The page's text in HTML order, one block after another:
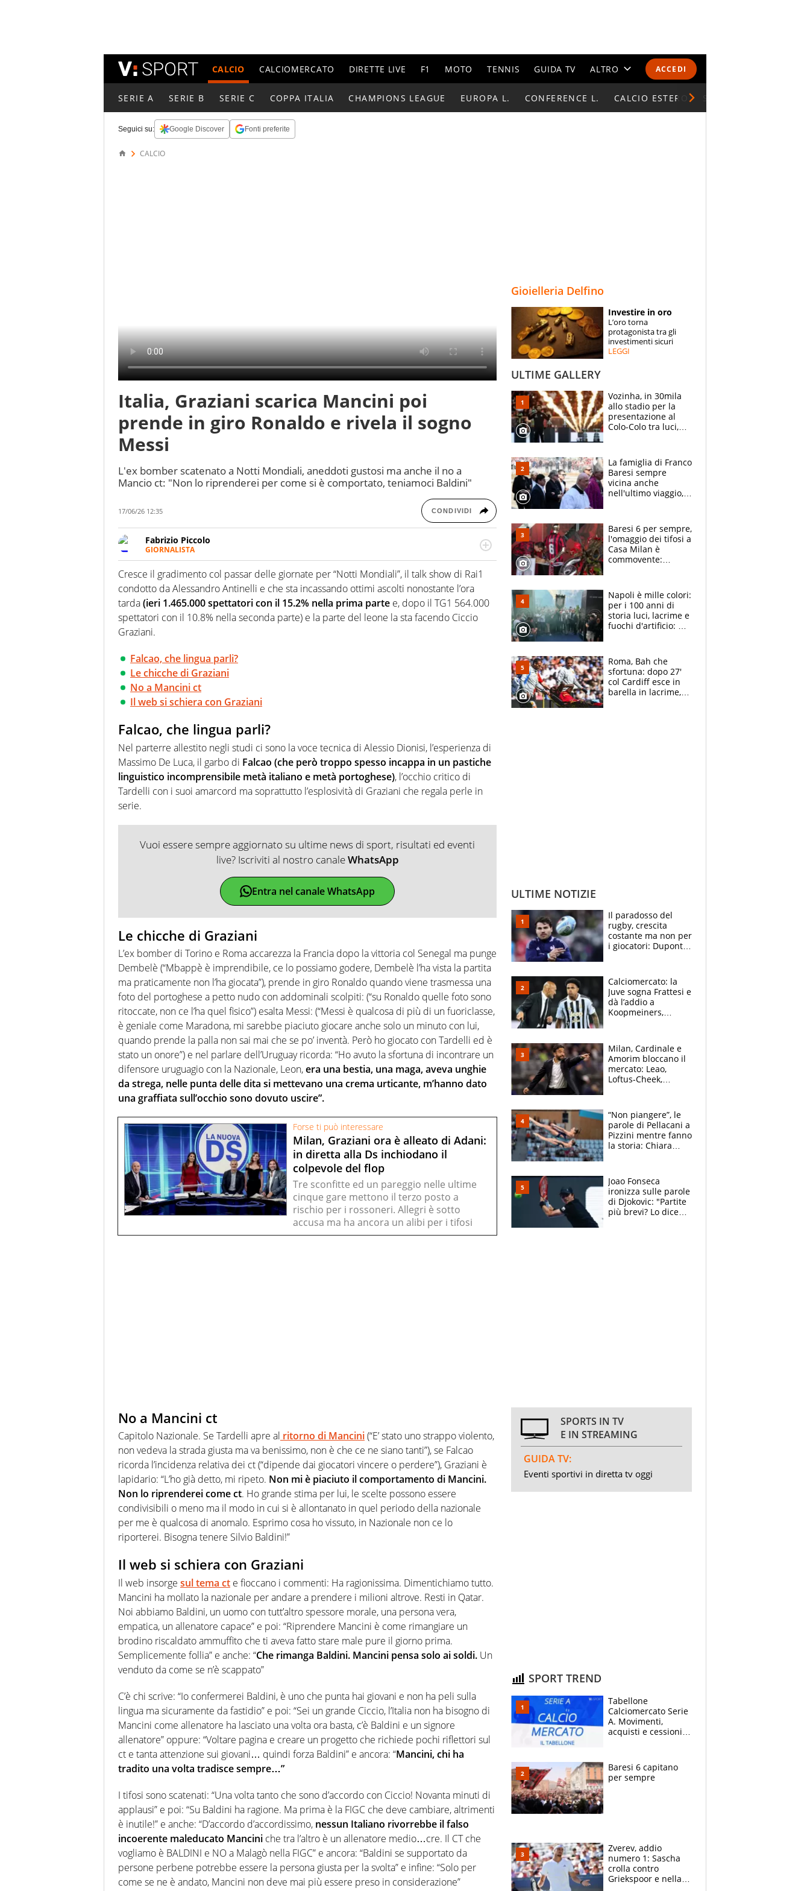
ACCEDI
CALCIO CALCIOMERCATO DIRETTE LIVE F1 MOTO TENNIS GUIDA TV ALTRO
CALENDARI E CLASSIFICHE
ESPERTI
CONTATTI
SERIE A SERIE B SERIE C COPPA ITALIA CHAMPIONS LEAGUE EUROPA L. CONFERENCE L. CALCIO ESTERO
Seguici su: Google Discover Fonti preferite
CALCIO
Italia, Graziani scarica Mancini poi
prende in giro Ronaldo e rivela il sogno
Messi
L'ex bomber scatenato a Notti Mondiali, aneddoti gustosi ma anche il no a
Mancio ct: "Non lo riprenderei per come si è comportato, teniamoci Baldini"
17/06/26 12:35 CONDIVIDI
Fabrizio Piccolo
GIORNALISTA
Nella sua carriera ha seguito numerose manifestazioni sportive e collaborato con
agenzie e testate. Esperienza, competenza, conoscenza e memoria storica. Si occupa
prevalentemente di calcio
Cresce il gradimento col passar delle giornate per “Notti Mondiali”, il talk show di Rai1
condotto da Alessandro Antinelli e che sta incassando ottimi ascolti nonostante l’ora
tarda(ieri 1.465.000 spettatori con il 15.2% nella prima parte e, dopo il TG1 564.000
spettatori con il 10.8% nella seconda parte) e la parte del leone la sta facendo Ciccio
Graziani.
Falcao, che lingua parli?
Le chicche di Graziani
No a Mancini ct
Il web si schiera con Graziani
Falcao, che lingua parli?
Nel parterre allestito negli studi ci sono la voce tecnica di Alessio Dionisi, l’esperienza di
Massimo De Luca, il garbo di Falcao (che però troppo spesso incappa in un pastiche
linguistico incomprensibile metà italiano e metà portoghese), l’occhio critico di
Tardelli con i suoi amarcord ma soprattutto l’esplosività di Graziani che regala perle in
serie.
Vuoi essere sempre aggiornato su ultime news di sport, risultati ed eventi
live? Iscriviti al nostro canaleWhatsApp
Entra nel canale WhatsApp
Le chicche di Graziani
L’ex bomber di Torino e Roma accarezza la Francia dopo la vittoria col Senegal ma punge
Dembelè (“Mbappè è imprendibile, ce lo possiamo godere, Dembelè l’ha vista la partita
ma praticamente non l’ha giocata”), prende in giro Ronaldo quando viene trasmessa una
foto del portoghese a petto nudo con addominali scolpiti: (“su Ronaldo quelle foto sono
ritoccate, non ce l’ha quel fisico”) esalta Messi: (“Messi è qualcosa di più di un fuoriclasse,
è geniale come Maradona, mi sarebbe piaciuto giocare anche solo un minuto con lui,
quando prende la palla non sai mai che se po’ inventà. Però ho giocato con Tardelli ed è
stato un onore”) e nel parlare dell’Uruguay ricorda: “Ho avuto la sfortuna di incontrare un
difensore uruguagio con la Nazionale, Leon,era una bestia, una maga, aveva unghie
da strega, nelle punta delle dita si mettevano una crema urticante, m’hanno dato
una graffiata sull’occhio sono dovuto uscire”.
Forse ti può interessare
Milan, Graziani ora è alleato di Adani:
in diretta alla Ds inchiodano il
colpevole del flop
Tre sconfitte ed un pareggio nelle ultime
cinque gare mettono il terzo posto a
rischio per i rossoneri. Allegri è sotto
accusa ma ha ancora un alibi per i tifosi
No a Mancini ct
Capitolo Nazionale. Se Tardelli apre al ritorno di Mancini(“E’ stato uno strappo violento,
non vedeva la strada giusta ma va benissimo, non è che ce ne siano tanti”), se Falcao
ricorda l’incidenza relativa dei ct (“dipende dai giocatori vincere o perdere”), Graziani è
lapidario: “L’ho già detto, mi ripeto. Non mi è piaciuto il comportamento di Mancini.
Non lo riprenderei come ct. Ho grande stima per lui, le scelte possono essere
condivisibili o meno ma il modo in cui si è allontanato in quel periodo della nazionale
per me è qualcosa di anomalo. Esprimo cosa ho vissuto, in Nazionale non ce lo
riporterei. Bisogna tenere Silvio Baldini!”
Il web si schiera con Graziani
Il web insorge sul tema ct e fioccano i commenti: Ha ragionissima. Dimentichiamo tutto.
Mancini ha mollato la nazionale per andare a prendere i milioni altrove. Resti in Qatar.
Noi abbiamo Baldini, un uomo con tutt’altro spessore morale, una persona vera,
empatica, un allenatore capace” e poi: “Riprendere Mancini è come rimangiare un
brodino riscaldato ammuffito che ti aveva fatto stare male pure il giorno prima.
Semplicemente follia” e anche: “Che rimanga Baldini. Mancini pensa solo ai soldi. Un
venduto da come se n’è scappato”
C’è chi scrive: “Io confermerei Baldini, è uno che punta hai giovani e non ha peli sulla
lingua ma sicuramente da fastidio” e poi: “Sei un grande Ciccio, l’Italia non ha bisogno di
Mancini come allenatore ha lasciato una volta ora basta, c’è Baldini e un signore
allenatore” oppure: “Voltare pagina e creare un progetto che richiede pochi riflettori sul
ct e tanta attenzione sui giovani… quindi forza Baldini” e ancora: “Mancini, chi ha
tradito una volta tradisce sempre…”
I tifosi sono scatenati: “Una volta tanto che sono d’accordo con Ciccio! Novanta minuti di
applausi” e poi: “Su Baldini ha ragione. Ma prima è la FIGC che deve cambiare, altrimenti
è inutile!” e anche: “D’accordo d’accordissimo, nessun Italiano rivorrebbe il falso
incoerente maleducato Mancini che tra l’altro è un allenatore medio…cre. Il CT che
vogliamo è BALDINI e NO a Malagò nella FIGC” e ancora: “Baldini se supportato da
persone perbene potrebbe essere la persona giusta per la svolta” e infine: “Solo per
come se ne è andato, Mancini non deve mai più essere preso in considerazione”
Gioielleria Delfino
Investire in oro
L’oro torna
protagonista tra gli
investimenti sicuri
LEGGI
ULTIME GALLERY
Vozinha, in 30mila
allo stadio per la
presentazione al
Colo-Colo tra luci,
La famiglia di Franco
Baresi sempre
vicina anche
nell'ultimo viaggio,
circondati
dall'affetto dei tifosi
Baresi 6 per sempre,
l'omaggio dei tifosi a
Casa Milan è
commovente:
bigliettini
Napoli è mille colori:
per i 100 anni di
storia luci, lacrime e
fuochi d'artificio: De
Roma, Bah che
sfortuna: dopo 27'
col Cardiff esce in
barella in lacrime,
ULTIME NOTIZIE
Il paradosso del
rugby, crescita
costante ma non per
i giocatori: Dupont
solo 1,4 milioni
all'anno
Calciomercato: la
Juve sogna Frattesi e
dà l’addio a
Koopmeiners,
scatenata
Milan, Cardinale e
Amorim bloccano il
mercato: Leao,
Loftus-Cheek,
Soulè e Osorio nel
mirino
“Non piangere”, le
parole di Pellacani a
Pizzini mentre fanno
la storia: Chiara
Joao Fonseca
ironizza sulle parole
di Djokovic: "Partite
più brevi? Lo dice
SPORTS IN TV
E IN STREAMING
GUIDA TV:
Eventi sportivi in diretta tv oggi
SPORT TREND
Tabellone
Calciomercato Serie
A. Movimenti,
acquisti e cessioni:
Baresi 6 capitano
per sempre
Zverev, addio
numero 1: Sascha
crolla contro
Griekspoor e nella